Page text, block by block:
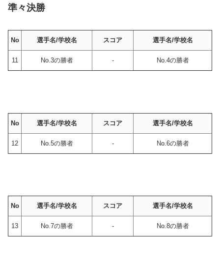
準々決勝
No 選手名/学校名 スコア 選手名/学校名
11 No.3の勝者 - No.4の勝者
No 選手名/学校名 スコア 選手名/学校名
12 No.5の勝者 - No.6の勝者
No 選手名/学校名 スコア 選手名/学校名
13 No.7の勝者 - No.8の勝者